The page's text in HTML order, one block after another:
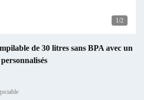
1/2
de 30 litres sans BPA avec un